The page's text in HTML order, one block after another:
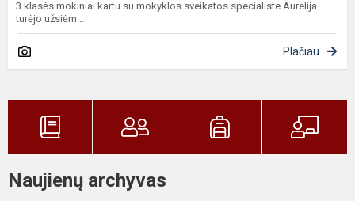
3 klasės mokiniai kartu su mokyklos sveikatos specialiste Aurelija
turėjo užsiėm...
Plačiau
Naujienų archyvas